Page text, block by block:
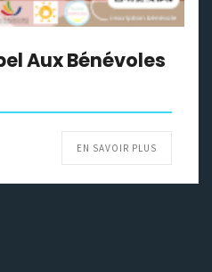
Aux Bénévoles
EN SAVOIR PLUS